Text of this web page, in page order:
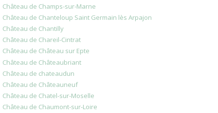
Château de Champs-sur-Marne
Château de Chanteloup Saint Germain lès Arpajon
Château de Chantilly
Château de Chareil-Cintrat
Château de Château sur Epte
Château de Châteaubriant
Château de chateaudun
Château de Châteauneuf
Château de Chatel-sur-Moselle
Château de Chaumont-sur-Loire